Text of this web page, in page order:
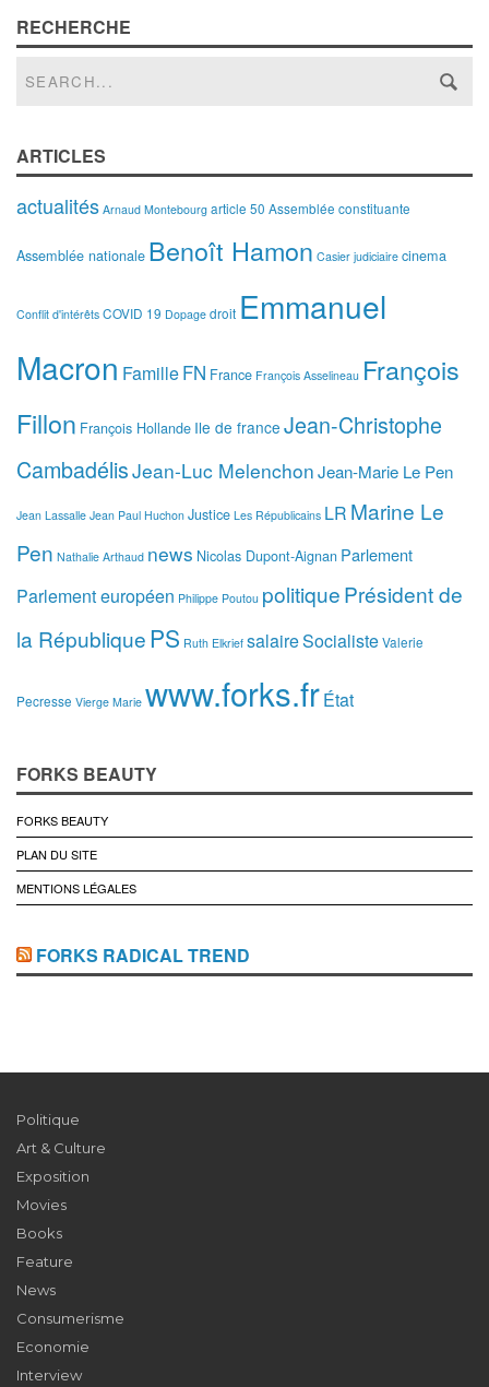
RECHERCHE
ARTICLES
actualités Arnaud Montebourg article 50 Assemblée constituante
Assemblée nationale Benoît Hamon Casier judiciaire cinema
Conflit d'intérêts COVID 19 Dopage droit Emmanuel
Macron FamilleFN France François Asselineau François
Fillon François Hollande Ile de france Jean-Christophe
CambadélisJean-Luc MelenchonJean-Marie Le Pen
Jean Lassalle Jean Paul Huchon Justice Les Républicains LR Marine Le
Pen Nathalie Arthaud news Nicolas Dupont-Aignan Parlement
Parlement européen Philippe Poutou politiquePrésident de
la République PS Ruth Elkrief salaireSocialisteValerie
Pecresse Vierge Marie www.forks.frÉtat
FORKS BEAUTY
FORKS BEAUTY
PLAN DU SITE
MENTIONS LÉGALES
FORKS RADICAL TREND
Politique
Art & Culture
Exposition
Movies
Books
Feature
News
Consumerisme
Economie
Interview